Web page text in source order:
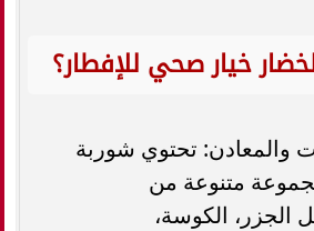
خيار صحي للإفطار؟
والمعادن: تحتوي شوربة
متنوعة من
الجزر، الكوسة،